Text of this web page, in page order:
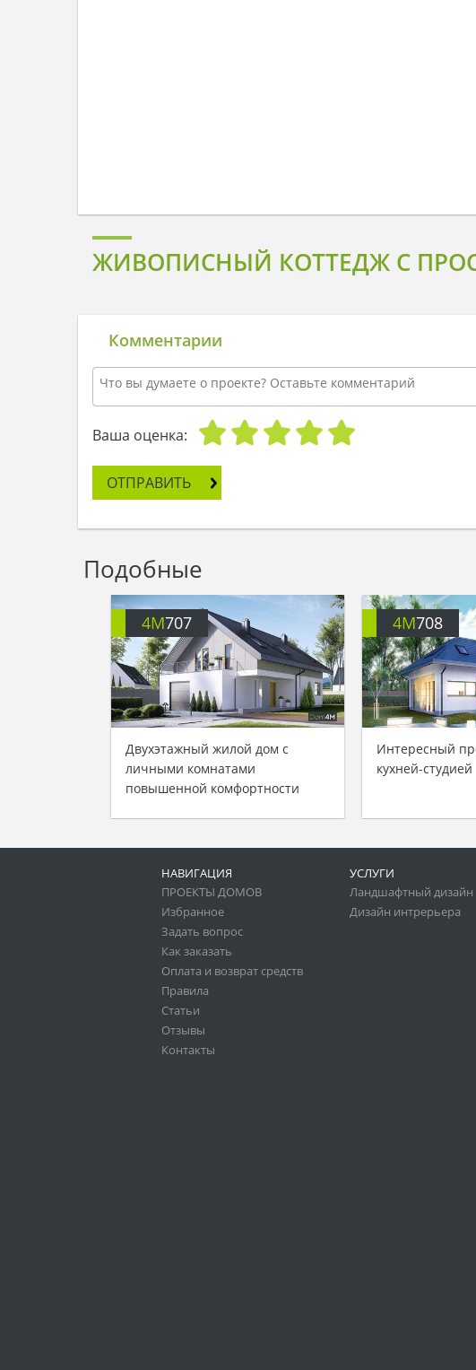
ЖИВОПИСНЫЙ КОТТЕДЖ С
Комментарии
Ваша оценка:
ОТПРАВИТЬ
Подобные
4M707
Двухэтажный жилой дом с
личными комнатами
повышенной комфортности
4M708
Интересный
кухней-студией
НАВИГАЦИЯ
ПРОЕКТЫ ДОМОВ
Избранное
Задать вопрос
Как заказать
Оплата и возврат средств
Правила
Статьи
Отзывы
Контакты
УСЛУГИ
Ландшафтный дизайн
Дизайн интрерьера